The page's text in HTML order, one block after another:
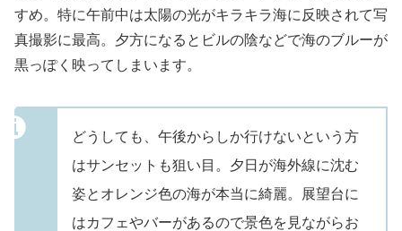
すめ。特に午前中は太陽の光がキラキラ海に反映されて写
真撮影に最高。夕方になるとビルの陰などで海のブルーが
黒っぽく映ってしまいます。
どうしても、午後からしか行けないという方
はサンセットも狙い目。夕日が海外線に沈む
姿とオレンジ色の海が本当に綺麗。展望台に
はカフェやバーがあるので景色を見ながらお